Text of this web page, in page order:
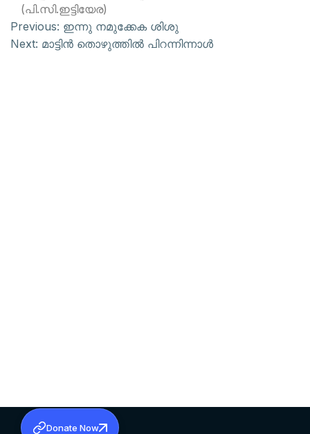
(പി.സി.ഇട്ടിയേര)
Previous: ഇന്നു നമുക്കേക ശിശു
Next: മാട്ടിന്‍ തൊഴുത്തില്‍ പിറന്നിന്നാള്‍
Donate Now